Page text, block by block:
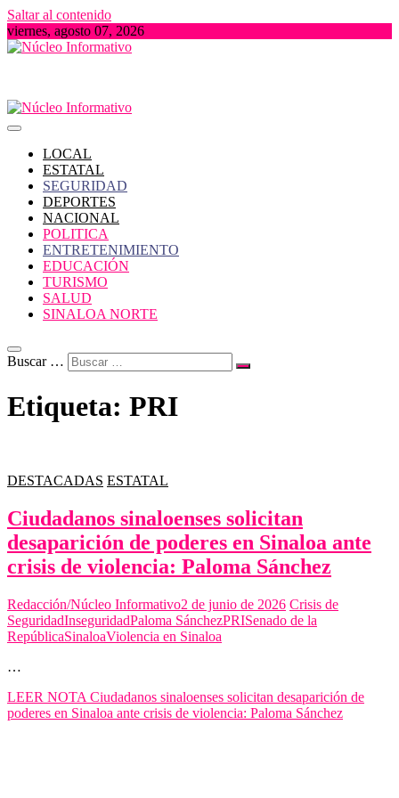
Saltar al contenido
viernes, agosto 07, 2026
LOCAL
ESTATAL
SEGURIDAD
DEPORTES
NACIONAL
POLITICA
ENTRETENIMIENTO
EDUCACIÓN
TURISMO
SALUD
SINALOA NORTE
Buscar …
Etiqueta: PRI
DESTACADAS ESTATAL
Ciudadanos sinaloenses solicitan
desaparición de poderes en Sinaloa ante
crisis de violencia: Paloma Sánchez
Redacción/Núcleo Informativo2 de junio de 2026 Crisis de
SeguridadInseguridadPaloma SánchezPRISenado de la
RepúblicaSinaloaViolencia en Sinaloa
…
LEER NOTA Ciudadanos sinaloenses solicitan desaparición de
poderes en Sinaloa ante crisis de violencia: Paloma Sánchez